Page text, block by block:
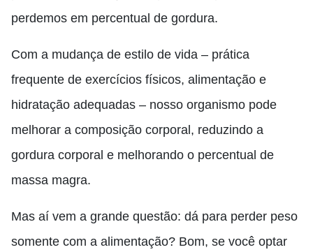
perdemos em percentual de gordura.
Com a mudança de estilo de vida – prática
frequente de exercícios físicos, alimentação e
hidratação adequadas – nosso organismo pode
melhorar a composição corporal, reduzindo a
gordura corporal e melhorando o percentual de
massa magra.
Mas aí vem a grande questão: dá para perder peso
somente com a alimentação? Bom, se você optar